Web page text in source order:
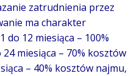
zatrudnienia przez
ma charakter
do 12 miesiąca – 100%
miesiąca – 70% kosztów
– 40% kosztów najmu,